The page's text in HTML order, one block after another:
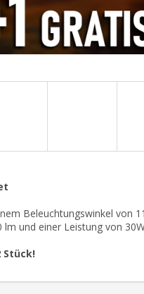
Beleuchtungswinkel von
und einer Leistung von
Stück!